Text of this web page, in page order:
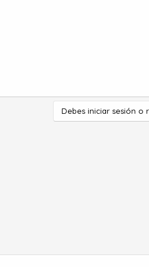
Debes iniciar sesión o